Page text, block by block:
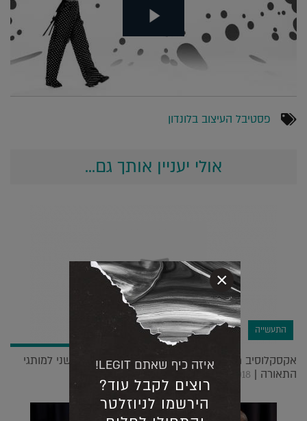
פסטיבל העיצוב בלונדון
אולי יעניין אותך גם...
התעשייה
אקסקלוסיב משיקה אולם תצוגה חדש וקונספט חדשני למותגי
התאורה | 19.02.2018
איזה כיף שאתם LEGIT!
רוצים לקבל עוד?
הירשמו לניוזלטר
×